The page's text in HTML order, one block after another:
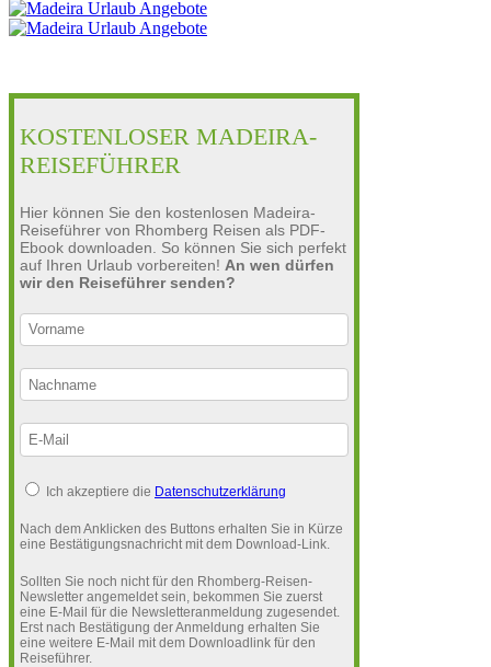
KOSTENLOSER MADEIRA-
REISEFÜHRER
Hier können Sie den kostenlosen Madeira-
Reiseführer von Rhomberg Reisen als PDF-
Ebook downloaden. So können Sie sich perfekt
auf Ihren Urlaub vorbereiten! An wen dürfen
wir den Reiseführer senden?
Ich akzeptiere die Datenschutzerklärung
Nach dem Anklicken des Buttons erhalten Sie in Kürze
eine Bestätigungsnachricht mit dem Download-Link.
Sollten Sie noch nicht für den Rhomberg-Reisen-
Newsletter angemeldet sein, bekommen Sie zuerst
eine E-Mail für die Newsletteranmeldung zugesendet.
Erst nach Bestätigung der Anmeldung erhalten Sie
eine weitere E-Mail mit dem Downloadlink für den
Reiseführer.